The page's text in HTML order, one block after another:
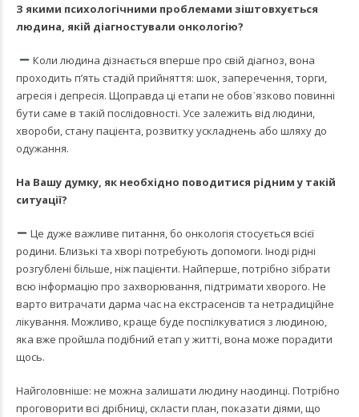
З якими психологічними проблемами зіштовхується
людина, якій діагностували онкологію?
Коли людина дізнається вперше про свій діагноз, вона
проходить п’ять стадій прийняття: шок, заперечення, торги,
агресія і депресія. Щоправда ці етапи не обов᾿язково повинні
бути саме в такій послідовності. Усе залежить від людини,
хвороби, стану пацієнта, розвитку ускладнень або шляху до
одужання.
На Вашу думку, як необхідно поводитися рідним у такій
ситуації?
Це дуже важливе питання, бо онкологія стосується всієї
родини. Близькі та хворі потребують допомоги. Іноді рідні
розгублені більше, ніж пацієнти. Найперше, потрібно зібрати
всю інформацію про захворювання, підтримати хворого. Не
варто витрачати дарма час на екстрасенсів та нетрадиційне
лікування. Можливо, краще буде поспілкуватися з людиною,
яка вже пройшла подібний етап у житті, вона може порадити
щось.
Найголовніше: не можна залишати людину наодинці. Потрібно
проговорити всі дрібниці, скласти план, показати діями, що